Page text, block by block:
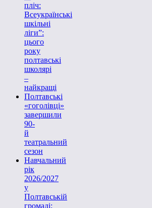
пліч:
Всеукраїнські
шкільні
ліги”:
цього
року
полтавські
школярі
–
найкращі
Полтавські
«гоголівці»
завершили
90-
й
театральний
сезон
Навчальний
рік
2026/2027
у
Полтавській
громаді: